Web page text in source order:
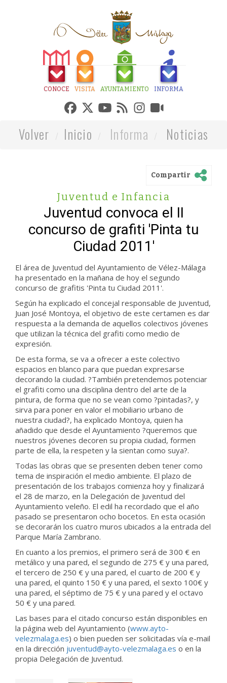
CONOCE VISITA AYUNTAMIENTO INFORMA
Volver Inicio Informa Noticias
Compartir
Juventud e Infancia
Juventud convoca el II
concurso de grafiti 'Pinta tu
Ciudad 2011'
El área de Juventud del Ayuntamiento de Vélez-Málaga
ha presentado en la mañana de hoy el segundo
concurso de grafitis 'Pinta tu Ciudad 2011'.
Según ha explicado el concejal responsable de Juventud,
Juan José Montoya, el objetivo de este certamen es dar
respuesta a la demanda de aquellos colectivos jóvenes
que utilizan la técnica del grafiti como medio de
expresión.
De esta forma, se va a ofrecer a este colectivo
espacios en blanco para que puedan expresarse
decorando la ciudad. ?También pretendemos potenciar
el grafiti como una disciplina dentro del arte de la
pintura, de forma que no se vean como ?pintadas?, y
sirva para poner en valor el mobiliario urbano de
nuestra ciudad?, ha explicado Montoya, quien ha
añadido que desde el Ayuntamiento ?queremos que
nuestros jóvenes decoren su propia ciudad, formen
parte de ella, la respeten y la sientan como suya?.
Todas las obras que se presenten deben tener como
tema de inspiración el medio ambiente. El plazo de
presentación de los trabajos comienza hoy y finalizará
el 28 de marzo, en la Delegación de Juventud del
Ayuntamiento veleño. El edil ha recordado que el año
pasado se presentaron ocho bocetos. En esta ocasión
se decorarán los cuatro muros ubicados a la entrada del
Parque María Zambrano.
En cuanto a los premios, el primero será de 300 € en
metálico y una pared, el segundo de 275 € y una pared,
el tercero de 250 € y una pared, el cuarto de 200 € y
una pared, el quinto 150 € y una pared, el sexto 100€ y
una pared, el séptimo de 75 € y una pared y el octavo
50 € y una pared.
Las bases para el citado concurso están disponibles en
la página web del Ayuntamiento (www.ayto-
velezmalaga.es) o bien pueden ser solicitadas vía e-mail
en la dirección juventud@ayto-velezmalaga.es o en la
propia Delegación de Juventud.